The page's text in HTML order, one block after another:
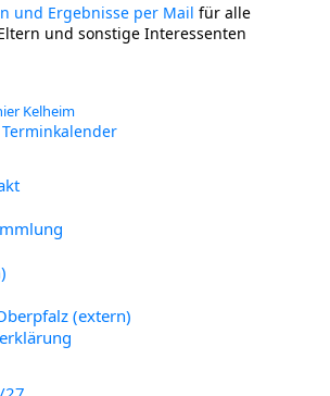
und Ergebnisse per Mail für alle
und sonstige Interessenten
Kelheim
(extern)